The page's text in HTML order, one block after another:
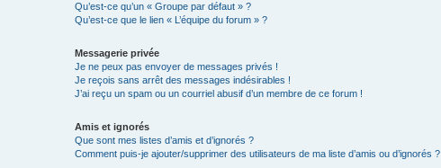
Qu’est-ce qu’un « Groupe par défaut » ?
Qu’est-ce que le lien « L’équipe du forum » ?
Messagerie privée
Je ne peux pas envoyer de messages privés !
Je reçois sans arrêt des messages indésirables !
J’ai reçu un spam ou un courriel abusif d’un membre de ce forum !
Amis et ignorés
Que sont mes listes d’amis et d’ignorés ?
Comment puis-je ajouter/supprimer des utilisateurs de ma liste d’amis ou d’ignorés ?